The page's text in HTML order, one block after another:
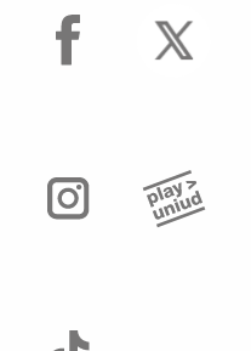
facebook